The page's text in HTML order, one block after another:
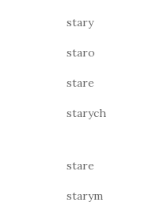
stary
staro
stare
starych
stare
starym